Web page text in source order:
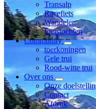
Transalp
Racefiets
Wandelen
Fietstochten
Community
toerkoningen
Gele trui
Rood-witte trui
Over ons
Onze
Contact
Afdruk